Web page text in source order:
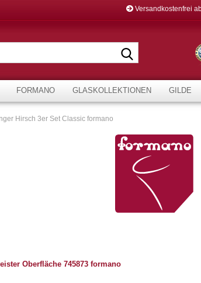
Versandkostenfrei
FORMANO GLASKOLLEKTIONEN GILDE
Hirsch 3er Set Classic formano